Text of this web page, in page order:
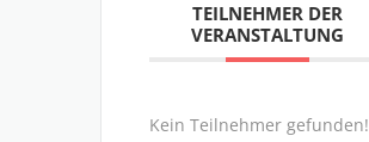
TEILNEHMER DER
VERANSTALTUNG
Kein Teilnehmer gefunden!